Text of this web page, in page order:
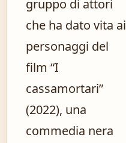
gruppo di attori
che ha dato vita ai
personaggi del
film “I
cassamortari”
(2022), una
commedia nera